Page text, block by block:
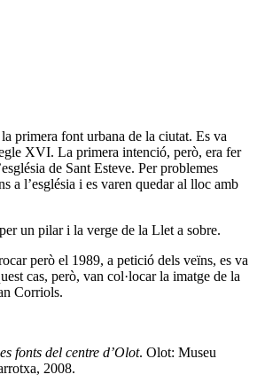
primera font urbana de la ciutat. Es va
XVI. La primera intenció, però, era fer
de Sant Esteve. Per problemes
a l’església i es varen quedar al lloc amb
un pilar i la verge de la Llet a sobre.
però el 1989, a petició dels veïns, es va
cas, però, van col·locar la imatge de la
Corriols.
fonts del centre d’Olot. Olot: Museu
2008.